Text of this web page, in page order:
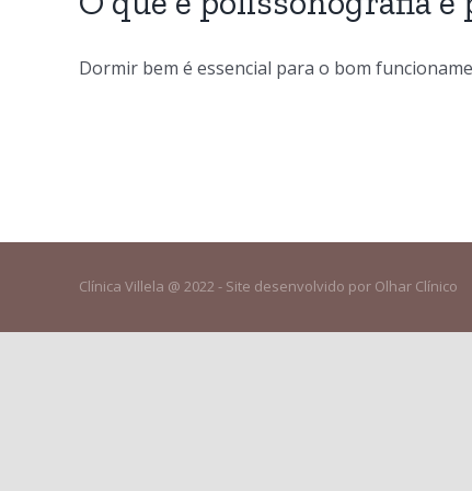
Dormir bem é essencial para o bom
Clínica Villela @ 2022 - Site desenvolvido por Olhar Clínico